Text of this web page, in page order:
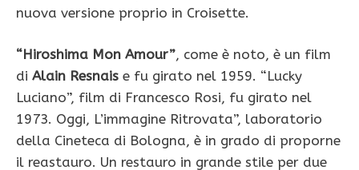
nuova versione proprio in Croisette.
“Hiroshima Mon Amour”, come è noto, è un film
di Alain Resnais e fu girato nel 1959. “Lucky
Luciano”, film di Francesco Rosi, fu girato nel
1973. Oggi, L’immagine Ritrovata”, laboratorio
della Cineteca di Bologna, è in grado di proporne
il reastauro. Un restauro in grande stile per due